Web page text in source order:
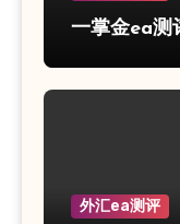
一掌金ea
外汇ea测评